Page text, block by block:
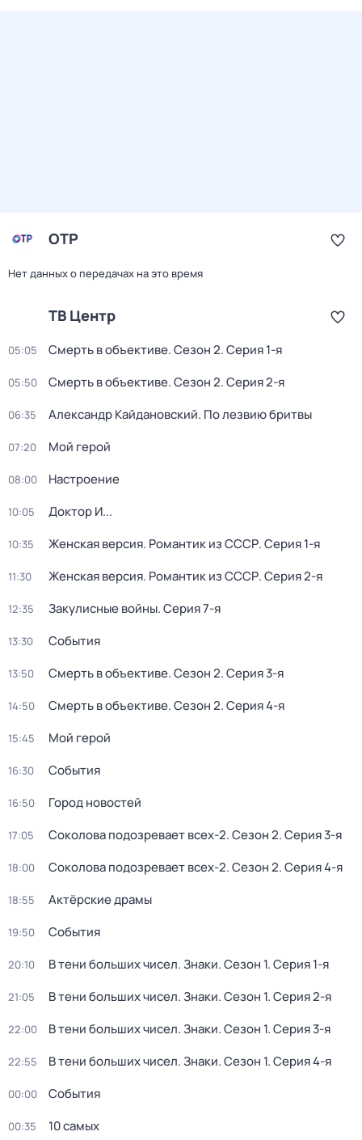
ОТР
Нет данных о передачах на это время
ТВ Центр
05:05 Смерть в объективе. Сезон 2. Серия 1-я
05:50 Смерть в объективе. Сезон 2. Серия 2-я
06:35 Александр Кайдановский. По лезвию бритвы
07:20 Мой герой
08:00 Настроение
10:05 Доктор И...
10:35 Женская версия. Романтик из СССР. Серия 1-я
11:30 Женская версия. Романтик из СССР. Серия 2-я
12:35 Закулисные войны. Серия 7-я
13:30 События
13:50 Смерть в объективе. Сезон 2. Серия 3-я
14:50 Смерть в объективе. Сезон 2. Серия 4-я
15:45 Мой герой
16:30 События
16:50 Город новостей
17:05 Соколова подозревает всех-2. Сезон 2. Серия 3-я
18:00 Соколова подозревает всех-2. Сезон 2. Серия 4-я
18:55 Актёрские драмы
19:50 События
20:10 В тени больших чисел. Знаки. Сезон 1. Серия 1-я
21:05 В тени больших чисел. Знаки. Сезон 1. Серия 2-я
22:00 В тени больших чисел. Знаки. Сезон 1. Серия 3-я
22:55 В тени больших чисел. Знаки. Сезон 1. Серия 4-я
00:00 События
00:35 10 самых